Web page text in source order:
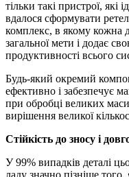
тільки такі пристрої,
вдалося сформувати
комплекс, в якому кожна
загальної мети і додає
продуктивності всього
Будь-який окремий
ефективно і забезпечує
при обробці великих
вирішення великої
Стійкість до зносу і
У 99% випадків деталі
ладу значно пізніше